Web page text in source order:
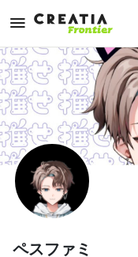
ペスファミ